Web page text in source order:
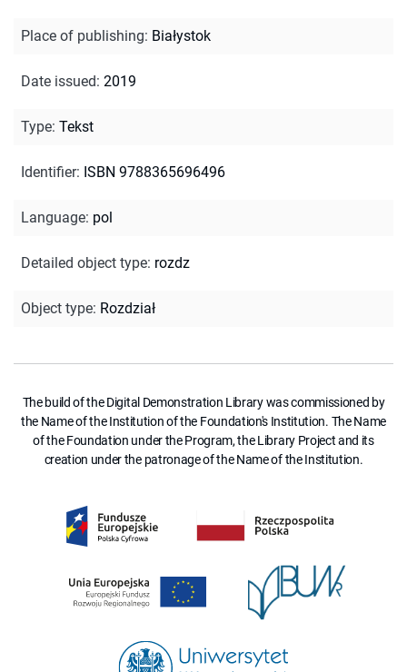
Place of publishing: Białystok
Date issued: 2019
Type: Tekst
Identifier: ISBN 9788365696496
Language: pol
Detailed object type: rozdz
Object type: Rozdział
The build of the Digital Demonstration Library was commissioned by
the Name of the Institution of the Foundation's Institution. The Name
of the Foundation under the Program, the Library Project and its
creation under the patronage of the Name of the Institution.